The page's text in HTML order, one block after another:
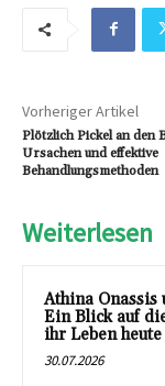
Vorheriger Artikel
Plötzlich Pickel an den
Ursachen und effektive
Behandlungsmethoden
Weiterlesen
Athina
Ein Blick auf
ihr Leben heute
30.07.2026